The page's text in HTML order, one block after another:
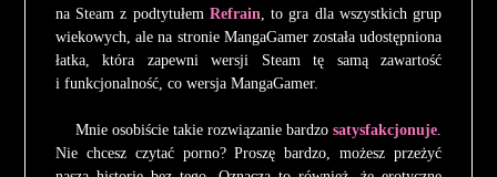
na Steam z podtytułem Refrain , to gra dla wszystkich grup
wiekowych, ale na stronie MangaGamer została udostępniona
łatka, która zapewni wersji Steam tę samą zawartość
i funkcjonalność, co wersja MangaGamer.
Mnie osobiście takie rozwiązanie bardzosatysfakcjonuje
Nie chcesz czytać porno? Proszę bardzo, możesz przeżyć